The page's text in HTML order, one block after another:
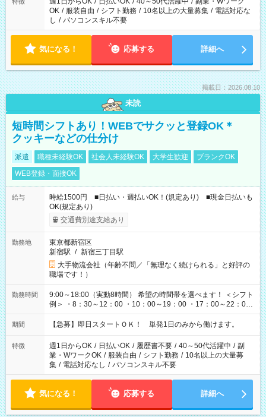
OK / 服装自由 / シフト勤務 / 10名以上の大量募集 / 電話対応な
し / パソコンスキル不要
気になる！ 応募する 詳細へ
掲載日：2026.08.10
未読
短時間シフトあり！WEBでサクッと登録OK＊
クッキーなどの仕分け
派遣 職種未経験OK 社会人未経験OK 大学生歓迎
ブランクOK
WEB登録・面接OK
給与
時給1500円 ■日払い・週払いOK！(規定あり) ■現金日払いも
OK(規定あり)
交通費別途支給あり
勤務地
東京都新宿区
新宿駅 / 新宿三丁目駅
大手物流会社（年齢不問／「無理なく続けられる」と好評の
職場です！）
勤務時間
9:00～18:00（実動8時間） 希望の時間帯を選べます！ ＜シフト
例＞ ・8：30～12：00 ・10：00～19：00 ・17：00～22：00
・13：00～22：00 ・22：00～翌6：00 など
期間 【急募】即日スタートＯＫ！ 単発1日のみから働けます。
特徴 週1日からOK / 日払いOK / 履歴書不要 / 40～50代活躍中 / 副
業・WワークOK / 服装自由 / シフト勤務 / 10名以上の大量募
集 / 電話対応なし / パソコンスキル不要
気になる！ 応募する 詳細へ